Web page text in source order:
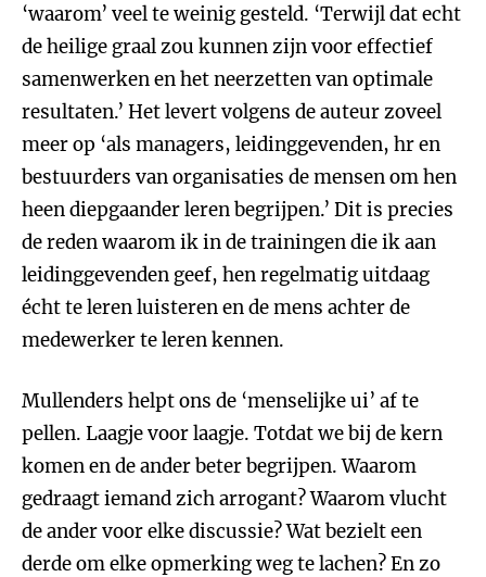
‘waarom’ veel te weinig gesteld. ‘Terwijl dat echt
de heilige graal zou kunnen zijn voor effectief
samenwerken en het neerzetten van optimale
resultaten.’ Het levert volgens de auteur zoveel
meer op ‘als managers, leidinggevenden, hr en
bestuurders van organisaties de mensen om hen
heen diepgaander leren begrijpen.’ Dit is precies
de reden waarom ik in de trainingen die ik aan
leidinggevenden geef, hen regelmatig uitdaag
écht te leren luisteren en de mens achter de
medewerker te leren kennen.
Mullenders helpt ons de ‘menselijke ui’ af te
pellen. Laagje voor laagje. Totdat we bij de kern
komen en de ander beter begrijpen. Waarom
gedraagt iemand zich arrogant? Waarom vlucht
de ander voor elke discussie? Wat bezielt een
derde om elke opmerking weg te lachen? En zo